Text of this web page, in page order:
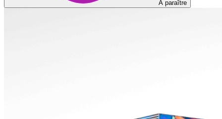
À paraître